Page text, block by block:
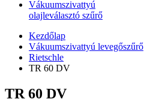
Vákuumszivattyú
olajleválasztó szűrő
Kezdőlap
Vákuumszivattyú levegőszűrő
Rietschle
TR 60 DV
TR 60 DV